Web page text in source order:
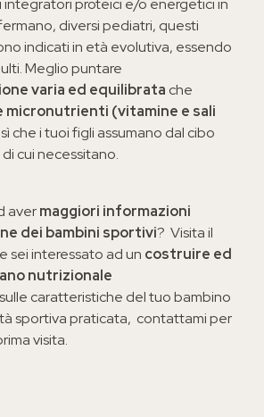
diversi pediatri, questi
indicati in età evolutiva, essendo
Meglio puntare
varia ed equilibrata che
micronutrienti (vitamine e sali
che i tuoi figli assumano dal cibo
cui necessitano.
avermaggiori informazioni
dei bambini sportivi? Visita il
sei interessato ad un costruire ed
nutrizionale
sulle caratteristiche del tuo bambino
sportiva praticata, contattami per
visita.